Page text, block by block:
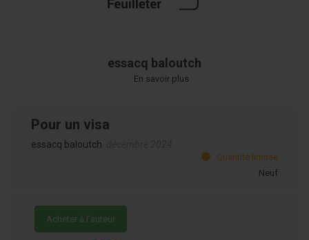
essacq baloutch
En savoir plus
Pour un visa
essacq baloutch
Quantité limitée
Neuf
Acheter à l’auteur